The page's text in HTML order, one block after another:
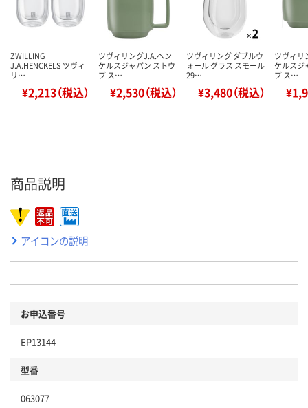
ZWILLING
J.A.HENCKELS ツヴィ
リ…
¥2,213（税込）
ツヴィリングJ.A.ヘン
ケルスジャパン ストウ
ブ ス…
¥2,530（税込）
ツヴィリング ダブルウ
ォール グラス スモール
29…
¥3,480（税込）
ツヴィリ
ケルスジ
ブ ス…
商品説明
アイコンの説明
お申込番号
EP13144
型番
063077